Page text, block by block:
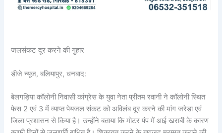
जलसंकट दूर करने की गुहार
डीजे न्यूज, बलियापुर, धनबाद:
बेलगड़िया कॉलोनी निवासी कांग्रेस के युवा नेता प्रीतम रवानी ने कॉलोनी स्थित
फेस 2 एवं 3 में व्याप्त पेयजल संकट को अविलंब दूर करने की मांग जरेडा एवं
जिला प्रशासन से किया है। उन्होंने बताया कि मोटर पंप में आई खराबी के कारण